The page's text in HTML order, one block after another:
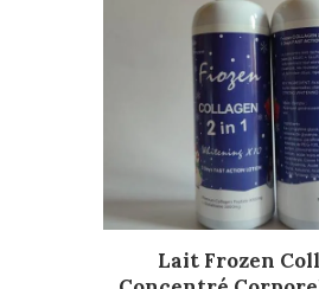
AJOUTER AU
Lait Frozen